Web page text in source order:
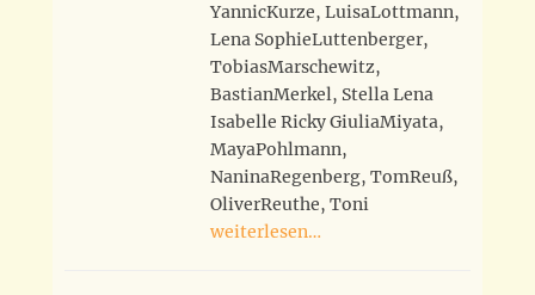
YannicKurze, LuisaLottmann,
Lena SophieLuttenberger,
TobiasMarschewitz,
BastianMerkel, Stella Lena
Isabelle Ricky GiuliaMiyata,
MayaPohlmann,
NaninaRegenberg, TomReuß,
OliverReuthe, Toni
weiterlesen…